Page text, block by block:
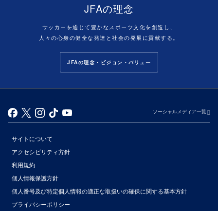
JFAの理念
サッカーを通じて豊かなスポーツ文化を創造し、
人々の心身の健全な発達と社会の発展に貢献する。
JFAの理念・ビジョン・バリュー
ソーシャルメディア一覧
サイトについて
アクセシビリティ方針
利用規約
個人情報保護方針
個人番号及び特定個人情報の適正な取扱いの確保に関する基本方針
プライバシーポリシー